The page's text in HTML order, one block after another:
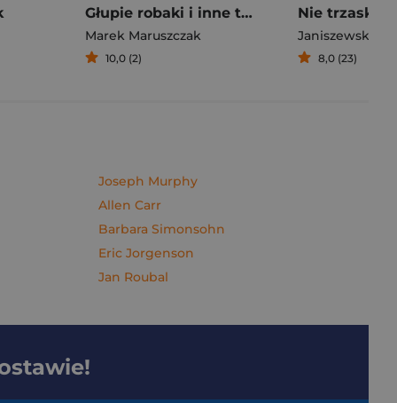
Głupie robaki i inne takie Polski
Marek Maruszczak
10,0 (2)
Janiszewska
8,0 (23)
Joseph Murphy
Allen Carr
Barbara Simonsohn
Eric Jorgenson
Jan Roubal